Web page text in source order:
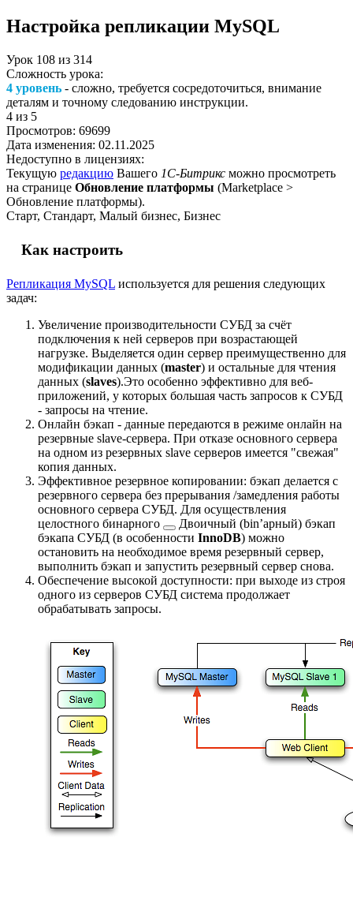
Настройка репликации MySQL
Урок 108 из 314
Сложность урока:
4 уровень - сложно, требуется сосредоточиться, внимание
деталям и точному следованию инструкции.
4 из 5
Просмотров: 69699
Дата изменения: 02.11.2025
Недоступно в лицензиях:
Текущую редакцию Вашего 1С-Битрикс можно просмотреть
на странице Обновление платформы (Marketplace >
Обновление платформы).
Старт, Стандарт, Малый бизнес, Бизнес
Как настроить
Репликация MySQL используется для решения следующих
задач:
Увеличение производительности СУБД за счёт
подключения к ней серверов при возрастающей
нагрузке. Выделяется один сервер преимущественно для
модификации данных (master) и остальные для чтения
данных (slaves).Это особенно эффективно для веб-
приложений, у которых большая часть запросов к СУБД
- запросы на чтение.
Онлайн бэкап - данные передаются в режиме онлайн на
резервные slave-сервера. При отказе основного сервера
на одном из резервных slave серверов имеется "свежая"
копия данных.
Эффективное резервное копировании: бэкап делается с
резервного сервера без прерывания /замедления работы
основного сервера СУБД. Для осуществления
целостного бинарного
Двоичный (bin’арный) бэкап
бэкапа СУБД (в особенности InnoDB) можно
остановить на необходимое время резервный сервер,
выполнить бэкап и запустить резервный сервер снова.
Обеспечение высокой доступности: при выходе из строя
одного из серверов СУБД система продолжает
обрабатывать запросы.